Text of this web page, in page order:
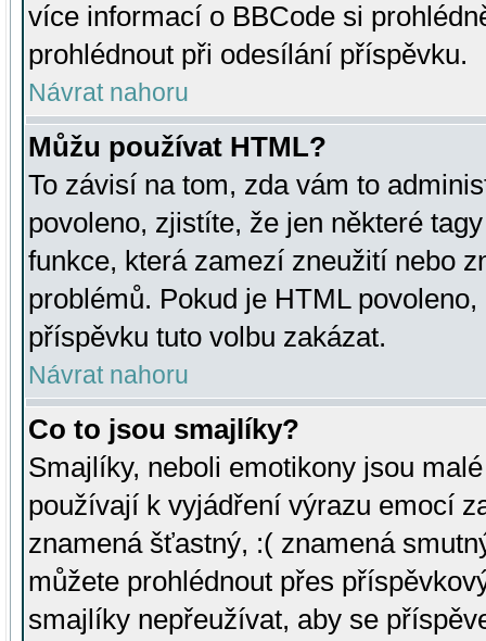
více informací o BBCode si
prohlédnout při odesílání příspěvku.
Návrat nahoru
Můžu používat HTML?
To závisí na tom, zda vám to
povoleno, zjistíte, že jen některé
funkce, která zamezí zneužití nebo
problémů. Pokud je HTML
příspěvku tuto volbu zakázat.
Návrat nahoru
Co to jsou smajlíky?
Smajlíky, neboli emotikony jsou
používají k vyjádření výrazu emocí
znamená šťastný, :( znamená
můžete prohlédnout přes
smajlíky nepřeužívat, aby se